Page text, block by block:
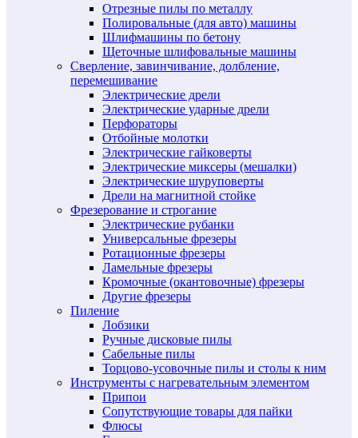
Отрезные пилы по металлу
Полировальные (для авто) машины
Шлифмашины по бетону
Щеточные шлифовальные машины
Сверление, завинчивание, долбление,
перемешивание
Электрические дрели
Электрические ударные дрели
Перфораторы
Отбойные молотки
Электрические гайковерты
Электрические миксеры (мешалки)
Электрические шуруповерты
Дрели на магнитной стойке
Фрезерование и строгание
Электрические рубанки
Универсальные фрезеры
Ротационные фрезеры
Ламельные фрезеры
Кромочные (окантовочные) фрезеры
Другие фрезеры
Пиление
Лобзики
Ручные дисковые пилы
Сабельные пилы
Торцово-усовочные пилы и столы к ним
Инструменты с нагревательным элементом
Припои
Сопутствующие товары для пайки
Флюсы